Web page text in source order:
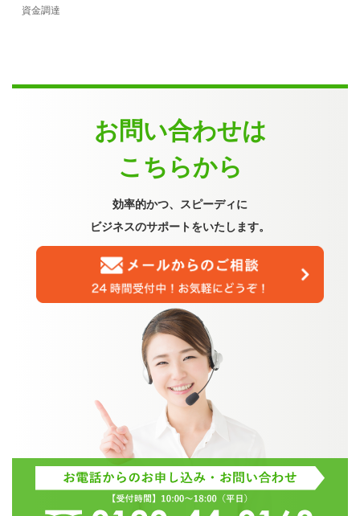
資金調達
お問い合わせは
こちらから
効率的かつ、スピーディに
ビジネスのサポートをいたします。